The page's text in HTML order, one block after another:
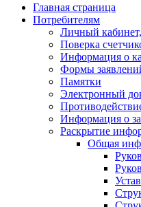
Главная страница
Потребителям
Личный кабинет,
Поверка
Информация о
Формы
Памятки
Электронный
Информация о
Раскрытие
Общая
Устав